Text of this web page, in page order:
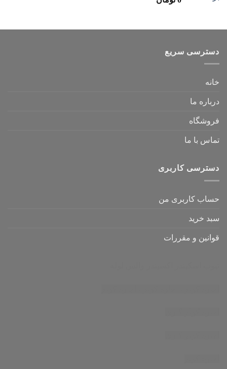
دسترسی سریع
خانه
درباره ما
فروشگاه
تماس با ما
دسترسی کاربری
حساب کاربری من
سبد خرید
قوانین و مقررات